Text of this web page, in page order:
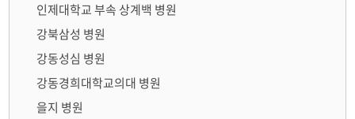
인제대학교 부속 상계백 병원
강북삼성 병원
강동성심 병원
강동경희대학교의대 병원
을지 병원